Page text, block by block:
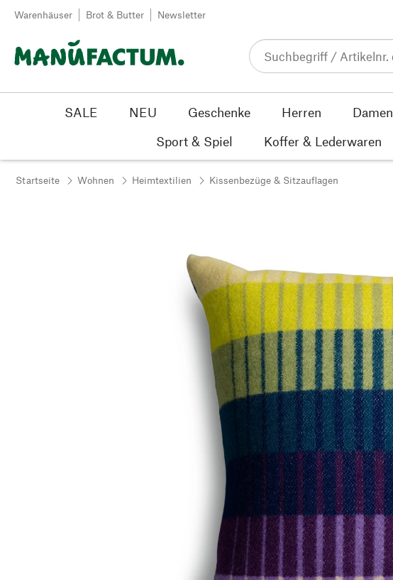
Zum Inhalt springen
Warenhäuser Brot & Butter Newsletter
SALE NEU Geschenke Herren Damen
Sport & Spiel
Koffer & Lederwaren
Startseite Wohnen Heimtextilien Kissenbezüge & Sitzauflagen